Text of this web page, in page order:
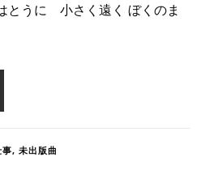
とうに 小さく遠く ぼくのま
, 未出版曲